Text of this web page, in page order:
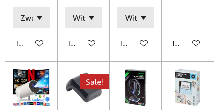
In winkelwagenIn winkelwagenIn winkelwagenIn
Sale!